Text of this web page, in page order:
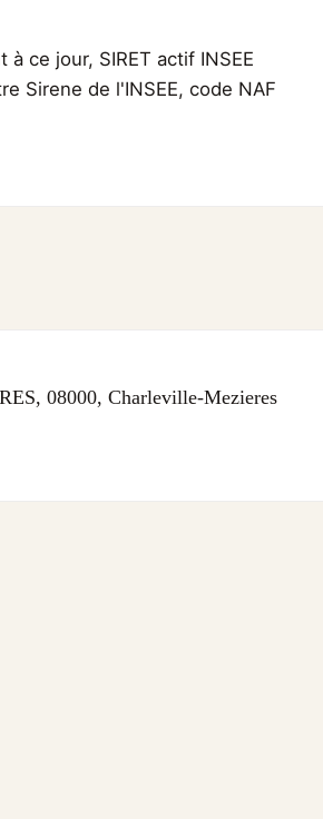
ce jour, SIRET actif INSEE
Sirene de l'INSEE, code NAF
08000, Charleville-Mezieres